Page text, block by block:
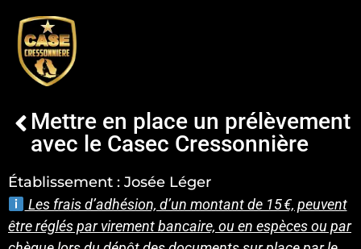
Mettre en place un prélèvement
avec le Casec Cressonnière
Établissement : Josée Léger
Les frais d’adhésion, d’un montant de 15 €, peuvent
être réglés par virement bancaire, ou en espèces ou par